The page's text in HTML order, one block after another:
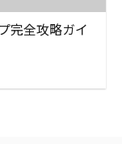
完全攻略ガイ